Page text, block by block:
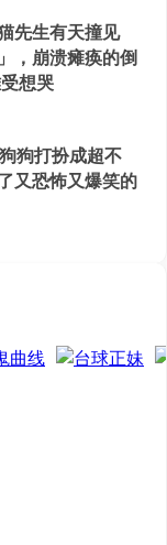
先生有天撞见
，崩溃瘫痪的倒
想哭
狗打扮成超不
又恐怖又爆笑的